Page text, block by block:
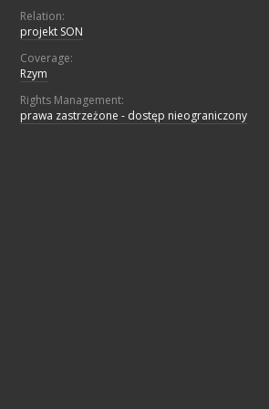
Relation:
projekt SON
Coverage:
Rzym
Rights Management:
prawa zastrzeżone - dostęp nieograniczony